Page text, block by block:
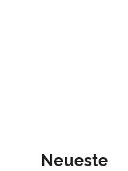
Neueste